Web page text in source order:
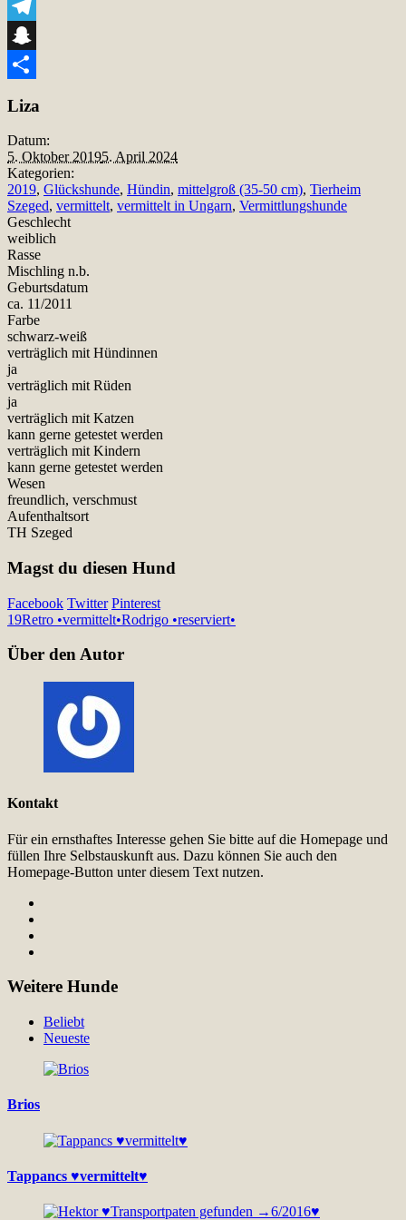
Viber
Telegram
Snapchat
Liza
Datum:
5. Oktober 20195. April 2024
Kategorien:
2019, Glückshunde, Hündin, mittelgroß (35-50 cm), Tierheim
Szeged, vermittelt, vermittelt in Ungarn, Vermittlungshunde
Geschlecht
weiblich
Rasse
Mischling n.b.
Geburtsdatum
ca. 11/2011
Farbe
schwarz-weiß
verträglich mit Hündinnen
ja
verträglich mit Rüden
ja
verträglich mit Katzen
kann gerne getestet werden
verträglich mit Kindern
kann gerne getestet werden
Wesen
freundlich, verschmust
Aufenthaltsort
TH Szeged
Magst du diesen Hund
Facebook Twitter Pinterest
19Retro •vermittelt•Rodrigo •reserviert•
Über den Autor
Kontakt
Für ein ernsthaftes Interesse gehen Sie bitte auf die Homepage und
füllen Ihre Selbstauskunft aus. Dazu können Sie auch den
Homepage-Button unter diesem Text nutzen.
Weitere Hunde
Beliebt
Neueste
Brios
Tappancs ♥vermittelt♥